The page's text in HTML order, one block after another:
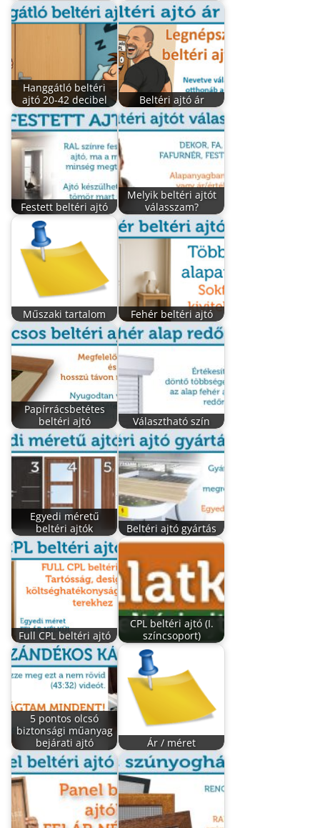
Hanggátló beltéri
ajtó 20-42 decibel
Beltéri ajtó ár
Festett beltéri ajtó
Melyik beltéri ajtót
válasszam?
Műszaki tartalom Fehér beltéri ajtó
Papírrácsbetétes
beltéri ajtó
Választható szín
Egyedi méretű
beltéri ajtók
Beltéri ajtó gyártás
Full CPL beltéri ajtó
CPL beltéri ajtó (I.
színcsoport)
5 pontos olcsó
biztonsági műanyag
bejárati ajtó
Ár / méret